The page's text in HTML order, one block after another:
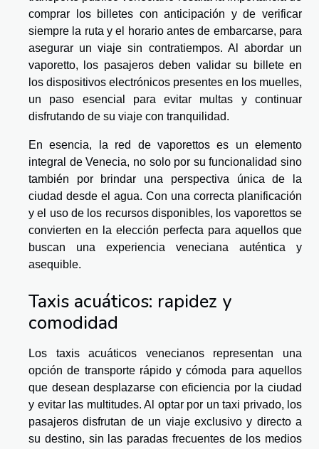
comprar los billetes con anticipación y de verificar
siempre la ruta y el horario antes de embarcarse, para
asegurar un viaje sin contratiempos. Al abordar un
vaporetto, los pasajeros deben validar su billete en
los dispositivos electrónicos presentes en los muelles,
un paso esencial para evitar multas y continuar
disfrutando de su viaje con tranquilidad.
En esencia, la red de vaporettos es un elemento
integral de Venecia, no solo por su funcionalidad sino
también por brindar una perspectiva única de la
ciudad desde el agua. Con una correcta planificación
y el uso de los recursos disponibles, los vaporettos se
convierten en la elección perfecta para aquellos que
buscan una experiencia veneciana auténtica y
asequible.
Taxis acuáticos: rapidez y
comodidad
Los taxis acuáticos venecianos representan una
opción de transporte rápido y cómoda para aquellos
que desean desplazarse con eficiencia por la ciudad
y evitar las multitudes. Al optar por un taxi privado, los
pasajeros disfrutan de un viaje exclusivo y directo a
su destino, sin las paradas frecuentes de los medios